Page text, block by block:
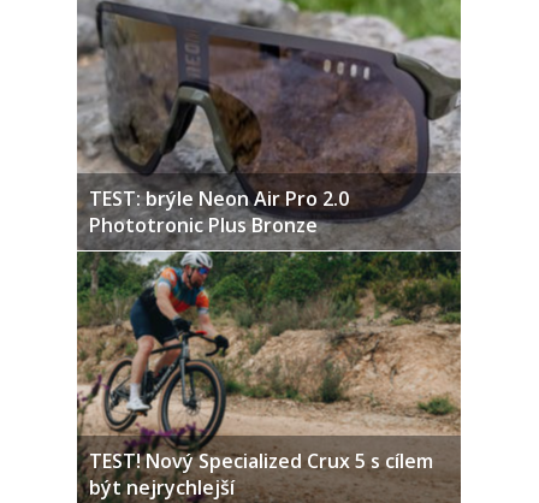
TEST: brýle Neon Air Pro 2.0
Phototronic Plus Bronze
TEST! Nový Specialized Crux 5 s cílem
být nejrychlejší